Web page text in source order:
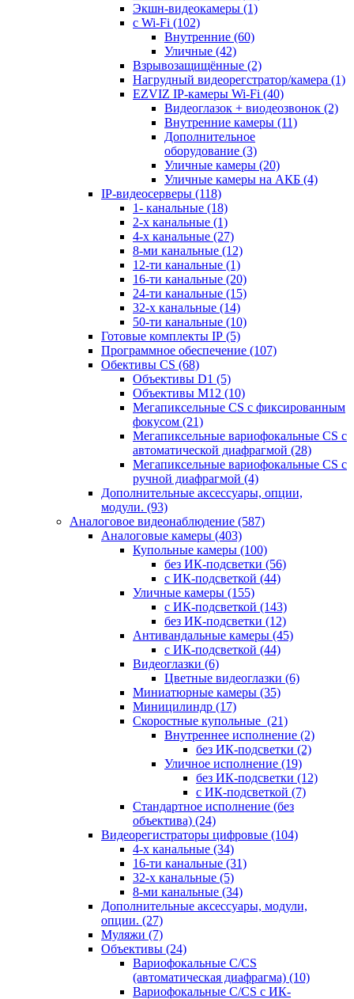
Экшн-видеокамеры (1)
с Wi-Fi (102)
Внутренние (60)
Уличные (42)
Взрывозащищённые (2)
Нагрудный видеорегстратор/камера (1)
EZVIZ IP-камеры Wi-Fi (40)
Видеоглазок + виодеозвонок (2)
Внутренние камеры (11)
Дополнительное
оборудование (3)
Уличные камеры (20)
Уличные камеры на АКБ (4)
IP-видеосерверы (118)
1- канальные (18)
2-х канальные (1)
4-х канальные (27)
8-ми канальные (12)
12-ти канальные (1)
16-ти канальные (20)
24-ти канальные (15)
32-х канальные (14)
50-ти канальные (10)
Готовые комплекты IP (5)
Программное обеспечение (107)
Обективы CS (68)
Объективы D1 (5)
Объективы M12 (10)
Мегапиксельные CS c фиксированным
фокусом (21)
Мегапиксельные вариофокальные CS c
автоматической диафрагмой (28)
Мегапиксельные вариофокальные CS c
ручной диафрагмой (4)
Дополнительные аксессуары, опции,
модули. (93)
Аналоговое видеонаблюдение (587)
Аналоговые камеры (403)
Купольные камеры (100)
без ИК-подсветки (56)
с ИК-подсветкой (44)
Уличные камеры (155)
с ИК-подсветкой (143)
без ИК-подсветки (12)
Антивандальные камеры (45)
с ИК-подсветкой (44)
Видеоглазки (6)
Цветные видеоглазки (6)
Миниатюрные камеры (35)
Миницилиндр (17)
Скоростные купольные (21)
Внутреннее исполнение (2)
без ИК-подсветки (2)
Уличное исполнение (19)
без ИК-подсветки (12)
с ИК-подсветкой (7)
Стандартное исполнение (без
объектива) (24)
Видеорегистраторы цифровые (104)
4-х канальные (34)
16-ти канальные (31)
32-х канальные (5)
8-ми канальные (34)
Дополнительные аксессуары, модули,
опции. (27)
Муляжи (7)
Объективы (24)
Вариофокальные C/CS
(автоматическая диафрагма) (10)
Вариофокальные C/CS с ИК-